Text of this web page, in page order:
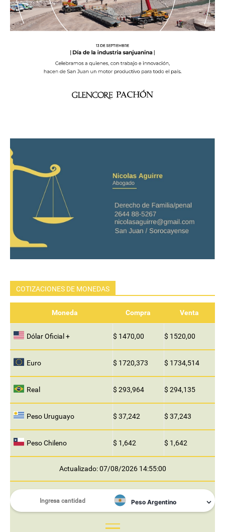
COTIZACIONES DE MONEDAS
Moneda Compra Venta
Dólar Oficial + $ 1470,00 $ 1520,00
Euro $ 1720,373 $ 1734,514
Real $ 293,964 $ 294,135
Peso Uruguayo $ 37,242 $ 37,243
Peso Chileno $ 1,642 $ 1,642
Actualizado: 07/08/2026 14:55:00